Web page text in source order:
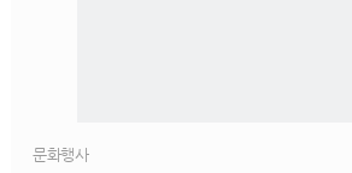
문화행사